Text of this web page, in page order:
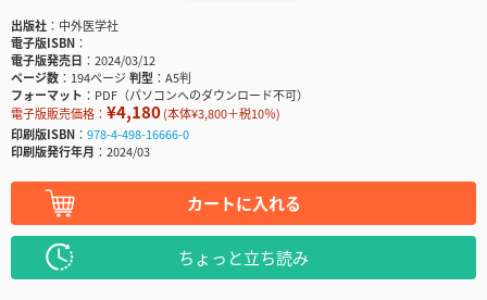
出版社
中外医学社
電子版ISBN
電子版発売日
2024/03/12
ページ数
194ページ判型
A5判
フォーマット
PDF（パソコンへのダウンロード不可）
電子版販売価格： ¥4,180(本体¥3,800＋税10％)
印刷版ISBN
978-4-498-16666-0
印刷版発行年月
2024/03
カートに入れる
ちょっと立ち読み